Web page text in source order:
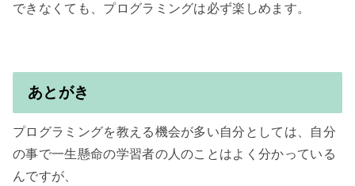
できなくても、プログラミングは必ず楽しめます。
あとがき
プログラミングを教える機会が多い自分としては、自分
の事で一生懸命の学習者の人のことはよく分かっている
んですが、